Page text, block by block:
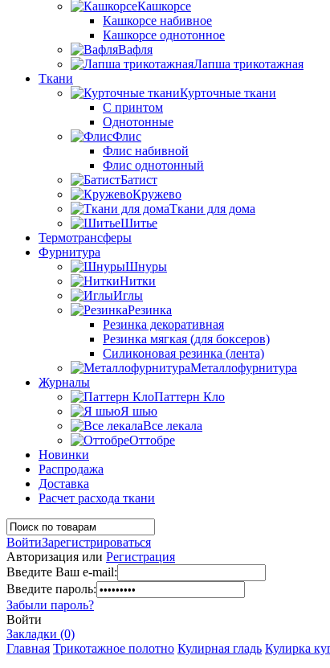
Кашкорсе
Кашкорсе набивное
Кашкорсе однотонное
Вафля
Лапша трикотажная
Ткани
Курточные ткани
С принтом
Однотонные
Флис
Флис набивной
Флис однотонный
Батист
Кружево
Ткани для дома
Шитье
Термотрансферы
Фурнитура
Шнуры
Нитки
Иглы
Резинка
Резинка декоративная
Резинка мягкая (для боксеров)
Силиконовая резинка (лента)
Металлофурнитура
Журналы
Паттерн Кло
Я шью
Все лекала
Оттобре
Новинки
Распродажа
Доставка
Расчет расхода ткани
ВойтиЗарегистрироваться
Авторизация или Регистрация
Введите Ваш e-mail:
Введите пароль:
Забыли пароль?
Войти
Закладки (0)
Главная Трикотажное полотно Кулирная гладь Кулирка